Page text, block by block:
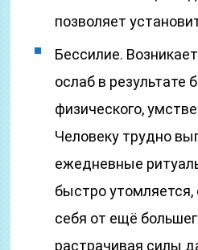
позволяет
Бессилие.
ослаб в результате
физического,
Человеку трудно
ежедневные
быстро
себя от ещё
растрачивая силы